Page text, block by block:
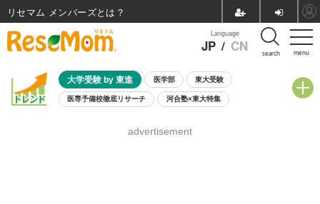
menu
Language
JP / CN search
大学受験 by 東進 医学部 東大受験
医専予備校徹底リサーチ 河合塾×東大特集
8月開催学校説明会・相談会
advertisement
リセマム メンバーズ